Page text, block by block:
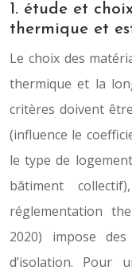
1. étude et
thermique et
Le choix des
thermique et la
critères doivent
(influence le
le type de
bâtiment
réglementation
2020) impose
d’isolation. Pour